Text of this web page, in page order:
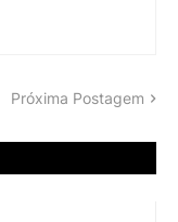
Próxima Postagem